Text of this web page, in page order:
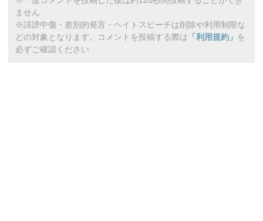
ません
※誹謗中傷・差別的発言・ヘイトスピーチは削除や利用制限な
どの対象となります。コメントを投稿する際は 「利用規約」 を
必ずご確認ください